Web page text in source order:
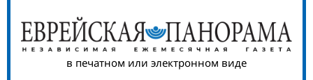
в печатном или электронном виде